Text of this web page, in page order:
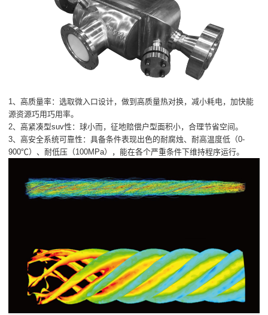
1、高质量率：选取微入口设计，做到高质量热对换，减小耗电，加快能
源资源巧用巧用率。
2、高紧凑型suv性：球小而，征地赔偿户型面积小，合理节省空间。
3、高安全系统可靠性：具备条件表现出色的耐腐烛、耐高温度低（0-
900℃）、耐低压（100MPa），能在各个严重条件下维持程序运行。